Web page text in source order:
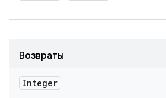
Возвраты
Integer